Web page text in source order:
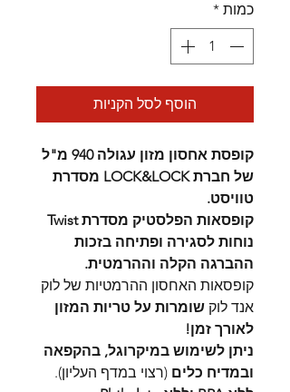
כמות *
הוסף לסל הקניות
קופסת אחסון מזון עגולה 940 מ"ל
של חברת LOCK&LOCK מסדרת
טוויסט.
קופסאות הפלסטיק מסדרת Twist
נוחות לסגירה ופתיחה בזכות
ההברגה הקלה וההרמטית.
קופסאות האחסון ההרמטיות של לוק
אנד לוק שומרות על טריות המזון
לאורך זמן!
ניתן לשימוש במיקרוגל, בהקפאה
ובמדיח כלים (רצוי במדף העליון).